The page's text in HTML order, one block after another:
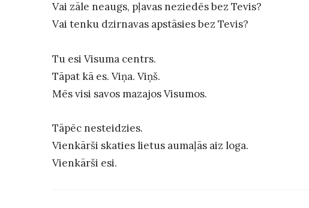
Vai zāle neaugs, pļavas neziedēs bez Tevis?
Vai tenku dzirnavas apstāsies bez Tevis?
Tu esi Visuma centrs.
Tāpat kā es. Viņa. Viņš.
Mēs visi savos mazajos Visumos.
Tāpēc nesteidzies.
Vienkārši skaties lietus aumaļās aiz loga.
Vienkārši esi.